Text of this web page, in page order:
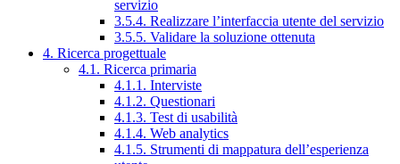
servizio
3.5.4. Realizzare l’interfaccia utente del servizio
3.5.5. Validare la soluzione ottenuta
4. Ricerca progettuale
4.1. Ricerca primaria
4.1.1. Interviste
4.1.2. Questionari
4.1.3. Test di usabilità
4.1.4. Web analytics
4.1.5. Strumenti di mappatura dell’esperienza